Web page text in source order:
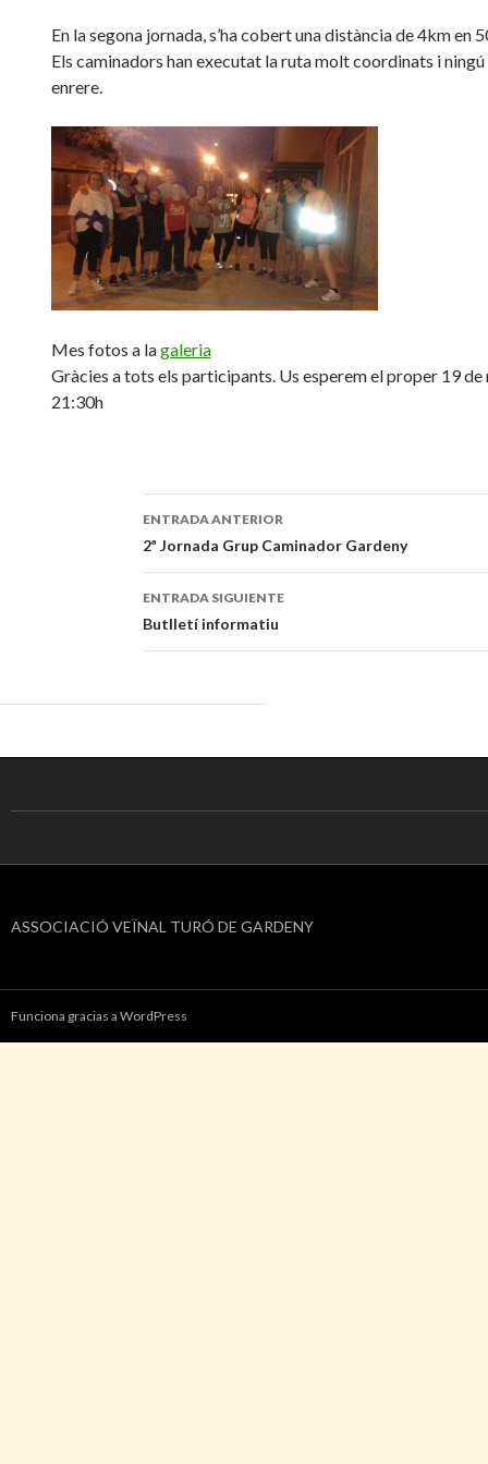
En la segona jornada, s’ha cobert una distància de 4km en
Els caminadors han executat la ruta molt coordinats i ningú
enrere.
Mes fotos a lagaleria
Gràcies a tots els participants. Us esperem el proper 19 de
21:30h
Navegación
de
entradas
ENTRADA ANTERIOR
2ª Jornada Grup Caminador Gardeny
ENTRADA SIGUIENTE
Butlletí informatiu
ASSOCIACIÓ VEÏNAL TURÓ DE GARDENY
Funciona gracias a WordPress